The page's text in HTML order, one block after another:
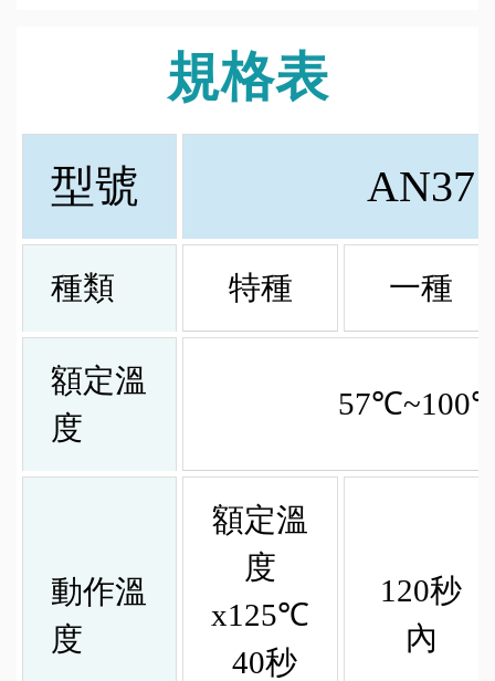
規格表
型號 AN37
種類 特種 一種
額定溫
度
動作溫
度
額定溫
度
x125℃
40秒
120秒
內